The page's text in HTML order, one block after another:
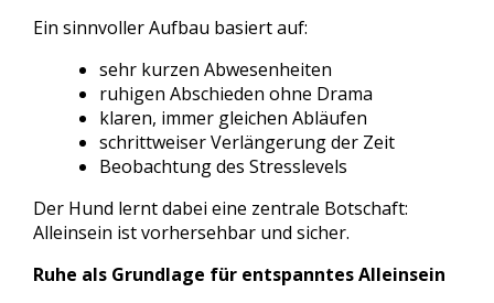
Ein sinnvoller Aufbau basiert auf:
sehr kurzen Abwesenheiten
ruhigen Abschieden ohne Drama
klaren, immer gleichen Abläufen
schrittweiser Verlängerung der Zeit
Beobachtung des Stresslevels
Der Hund lernt dabei eine zentrale Botschaft:
Alleinsein ist vorhersehbar und sicher.
Ruhe als Grundlage für entspanntes Alleinsein